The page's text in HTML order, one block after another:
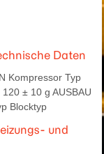
Daten
Kompressor Typ
± 10 g AUSBAU
Blocktyp
und